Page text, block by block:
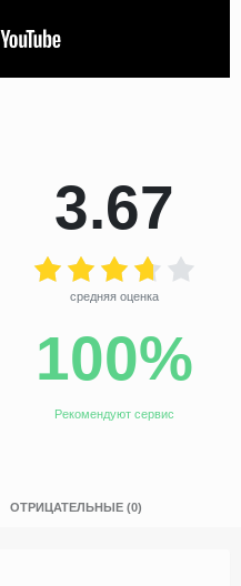
3.67
средняя оценка
100%
Рекомендуют сервис
ОТРИЦАТЕЛЬНЫЕ (0)